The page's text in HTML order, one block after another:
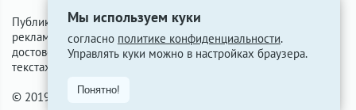
Мы используем куки
согласно политике конфиденциальности.
Управлять куки можно в настройках браузера.
Понятно!
Публикации с пометками «Реклама», «Выборы» оплачены
рекламодателем. Редакция сайта не несёт ответственности за
достоверность информации, содержащейся в рекламных
текстах.
© 2019-2026 ZabNews